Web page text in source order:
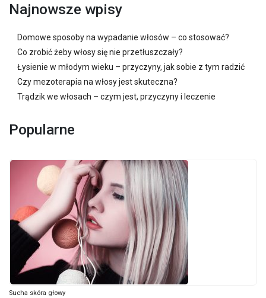
Najnowsze wpisy
Domowe sposoby na wypadanie włosów – co stosować?
Co zrobić żeby włosy się nie przetłuszczały?
Łysienie w młodym wieku – przyczyny, jak sobie z tym radzić
Czy mezoterapia na włosy jest skuteczna?
Trądzik we włosach – czym jest, przyczyny i leczenie
Popularne
Sucha skóra głowy